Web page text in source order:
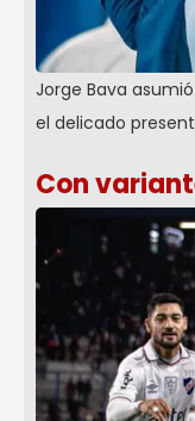
Jorge Bava
el delicado
Con